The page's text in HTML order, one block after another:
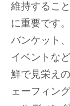
維持するこ
に重要です
バンケット
イベントな
鮮で見栄え
ェーフィン